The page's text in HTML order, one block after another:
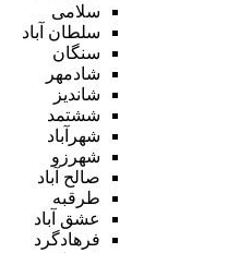
سلامی
سلطان آباد
سنگان
شادمهر
شاندیز
ششتمد
شهرآباد
شهرزو
صالح آباد
طرقبه
عشق آباد
فرهادگرد